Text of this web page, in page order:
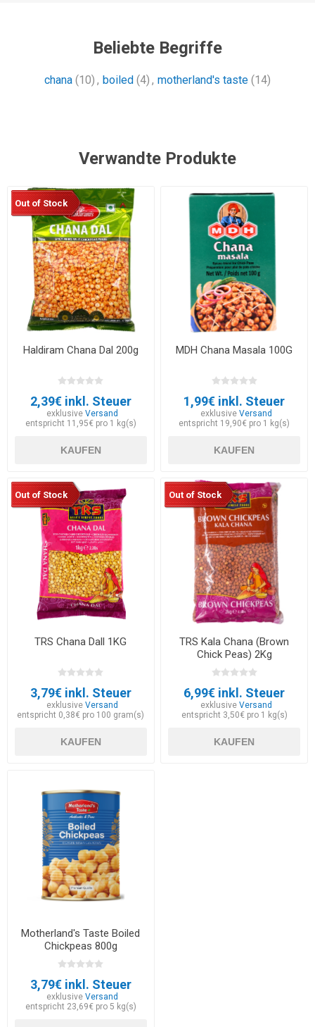
Beliebte Begriffe
chana (10) , boiled (4) , motherland's taste (14)
Verwandte Produkte
Out of Stock
Haldiram Chana Dal 200g
2,39€ inkl. Steuer
exklusiveVersand
entspricht 11,95€ pro 1 kg(s)
KAUFEN
MDH Chana Masala 100G
1,99€ inkl. Steuer
exklusive Versand
entspricht 19,90€ pro 1 kg(s)
KAUFEN
Out of Stock
TRS Chana Dall 1KG
3,79€ inkl. Steuer
exklusiveVersand
entspricht 0,38€ pro 100 gram(s)
KAUFEN
Out of Stock
TRS Kala Chana (Brown
Chick Peas) 2Kg
6,99€ inkl. Steuer
exklusive Versand
entspricht 3,50€ pro 1 kg(s)
KAUFEN
Motherland's Taste Boiled
Chickpeas 800g
3,79€ inkl. Steuer
exklusiveVersand
entspricht 23,69€ pro 5 kg(s)